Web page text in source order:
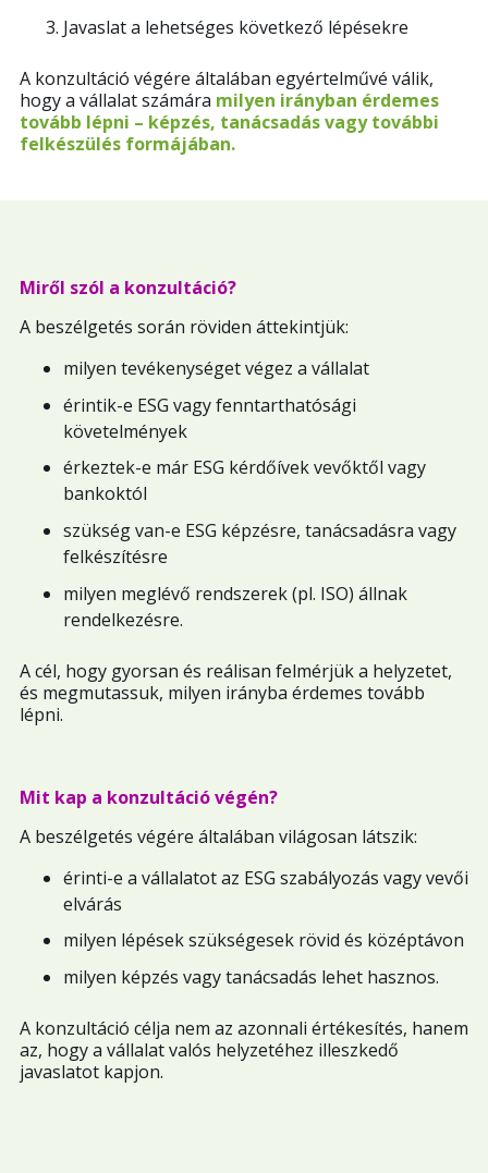
Javaslat a lehetséges következő lépésekre
A konzultáció végére általában egyértelművé válik,
hogy a vállalat számára milyen irányban érdemes
tovább lépni – képzés, tanácsadás vagy további
felkészülés formájában.
Miről szól a konzultáció?
A beszélgetés során röviden áttekintjük:
milyen tevékenységet végez a vállalat
érintik-e ESG vagy fenntarthatósági
követelmények
érkeztek-e már ESG kérdőívek vevőktől vagy
bankoktól
szükség van-e ESG képzésre, tanácsadásra vagy
felkészítésre
milyen meglévő rendszerek (pl. ISO) állnak
rendelkezésre.
A cél, hogy gyorsan és reálisan felmérjük a helyzetet,
és megmutassuk, milyen irányba érdemes tovább
lépni.
Mit kap a konzultáció végén?
A beszélgetés végére általában világosan látszik:
érinti-e a vállalatot az ESG szabályozás vagy vevői
elvárás
milyen lépések szükségesek rövid és középtávon
milyen képzés vagy tanácsadás lehet hasznos.
A konzultáció célja nem az azonnali értékesítés, hanem
az, hogy a vállalat valós helyzetéhez illeszkedő
javaslatot kapjon.